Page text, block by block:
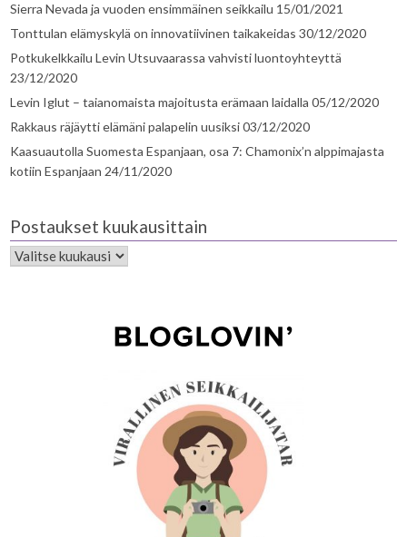
Sierra Nevada ja vuoden ensimmäinen seikkailu 15/01/2021
Tonttulan elämyskylä on innovatiivinen taikakeidas 30/12/2020
Potkukelkkailu Levin Utsuvaarassa vahvisti luontoyhteyttä
23/12/2020
Levin Iglut – taianomaista majoitusta erämaan laidalla 05/12/2020
Rakkaus räjäytti elämäni palapelin uusiksi03/12/2020
Kaasuautolla Suomesta Espanjaan, osa 7: Chamonix’n alppimajasta
kotiin Espanjaan 24/11/2020
Postaukset kuukausittain